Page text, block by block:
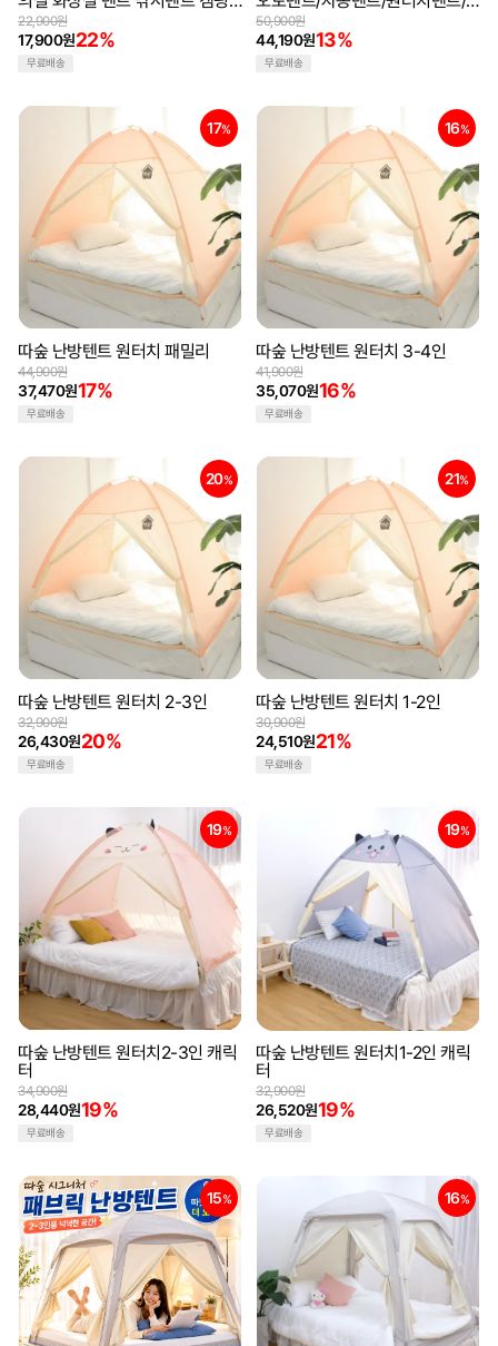
텐트 샤워텐트
17,900원22%
22,900원
무료배송
팝업텐트/캠핑용품/야외용품
44,190원13%
50,900원
무료배송
17%
따숲 난방텐트 원터치 패밀리
37,470원17%
44,900원
무료배송
16%
따숲 난방텐트 원터치 3-4인
35,070원16%
41,900원
무료배송
20%
따숲 난방텐트 원터치 2-3인
26,430원20%
32,900원
무료배송
21%
따숲 난방텐트 원터치 1-2인
24,510원21%
30,900원
무료배송
19%
따숲 난방텐트 원터치2-3인 캐릭
터
28,440원19%
34,900원
무료배송
19%
따숲 난방텐트 원터치1-2인 캐릭
터
26,520원19%
32,900원
무료배송
15% 16%